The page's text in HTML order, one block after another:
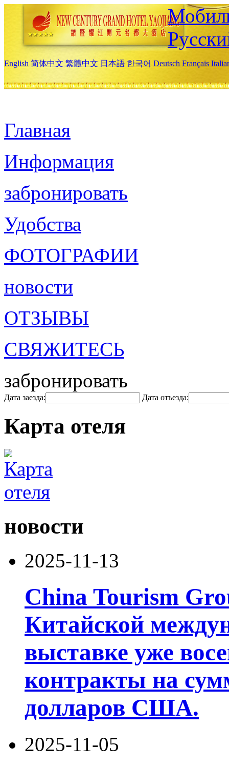
English 简体中文 繁體中文 日本語 한국어 Deutsch Français
Главная
Информация
забронировать
Удобства
ФОТОГРАФИИ
новости
ОТЗЫВЫ
СВЯЖИТЕСЬ
забронировать
Дата заезда: Дата отъезда:
Карта отеля
новости
2025-11-13
China Tourism
Китайской
выставке уже
контракты на
долларов США.
2025-11-05